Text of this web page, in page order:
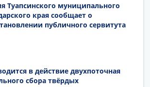
Туапсинского муниципального
края сообщает о
публичного сервитута
в действие двухпоточная
сбора твёрдых